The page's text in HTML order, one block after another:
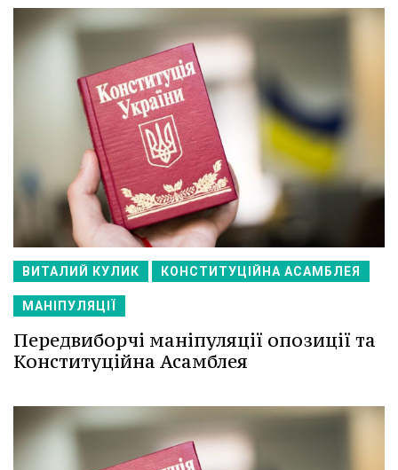
ВИТАЛИЙ КУЛИК КОНСТИТУЦІЙНА АСАМБЛЕЯ
МАНІПУЛЯЦІЇ
Передвиборчі маніпуляції опозиції та
Конституційна Асамблея